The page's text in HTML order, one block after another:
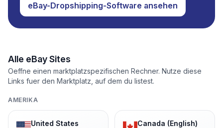
eBay-Dropshipping-Software ansehen
Alle eBay Sites
Oeffne einen marktplatzspezifischen Rechner. Nutze diese
Links fuer den Marktplatz, auf dem du listest.
AMERIKA
United States Canada (English)